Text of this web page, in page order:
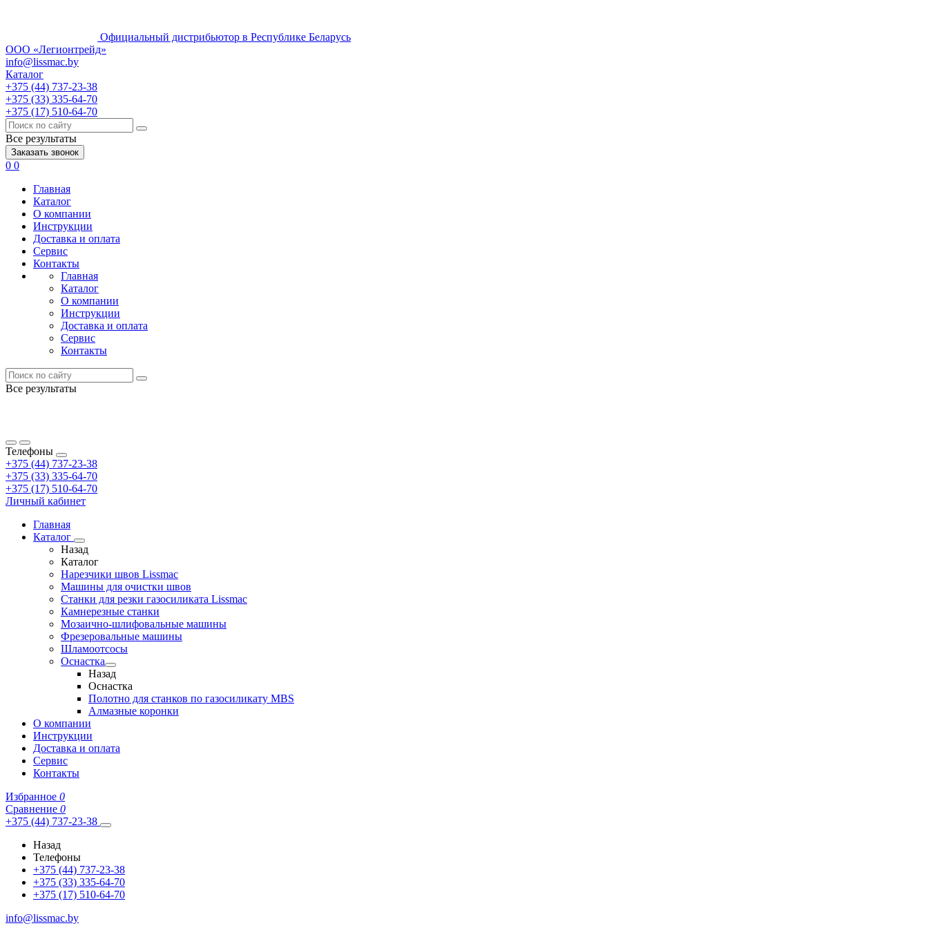
Официальный дистрибьютор в Республике Беларусь
ООО «Легионтрейд»
info@lissmac.by
Каталог
+375 (44) 737-23-38
+375 (33) 335-64-70
+375 (17) 510-64-70
Все результаты
Заказать звонок
0 0
Главная
Каталог
О компании
Инструкции
Доставка и оплата
Сервис
Контакты
Главная
Каталог
О компании
Инструкции
Доставка и оплата
Сервис
Контакты
Все результаты
Телефоны
+375 (44) 737-23-38
+375 (33) 335-64-70
+375 (17) 510-64-70
Личный кабинет
Главная
Каталог
Назад
Каталог
Нарезчики швов Lissmac
Машины для очистки швов
Станки для резки газосиликата Lissmac
Камнерезные станки
Мозаично-шлифовальные машины
Фрезеровальные машины
Шламоотсосы
Оснастка
Назад
Оснастка
Полотно для станков по газосиликату MBS
Алмазные коронки
О компании
Инструкции
Доставка и оплата
Сервис
Контакты
Избранное 0
Сравнение 0
+375 (44) 737-23-38
Назад
Телефоны
+375 (44) 737-23-38
+375 (33) 335-64-70
+375 (17) 510-64-70
info@lissmac.by